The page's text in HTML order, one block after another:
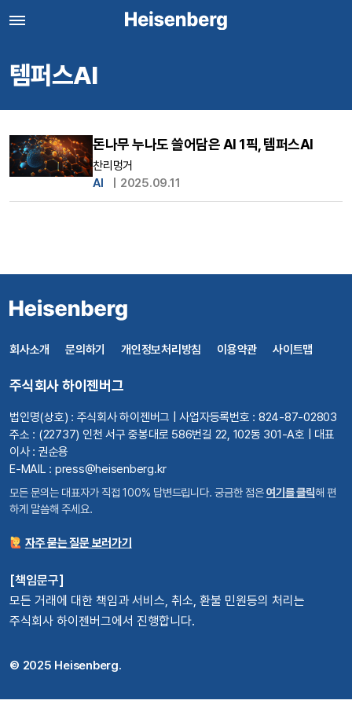
템퍼스AI
돈나무 누나도 쓸어담은 AI 1픽, 템퍼스AI
찬리멍거
AI
2025.09.11
회사소개 문의하기 개인정보처리방침 이용약관 사이트맵
주식회사 하이젠버그
법인명(상호) : 주식회사 하이젠버그 | 사업자등록번호 : 824-87-02803
주소 : (22737) 인천 서구 중봉대로 586번길 22, 102동 301-A호 | 대표
이사 : 권순용
E-MAIL : press@heisenberg.kr
모든 문의는 대표자가 직접 100% 답변드립니다. 궁금한 점은여기를 클릭해 편
하게 말씀해 주세요.
자주 묻는 질문 보러가기
[책임문구]
모든 거래에 대한 책임과 서비스, 취소, 환불 민원등의 처리는
주식회사 하이젠버그에서 진행합니다.
© 2025 Heisenberg.